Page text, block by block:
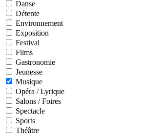
Danse
Détente
Environnement
Exposition
Festival
Films
Gastronomie
Jeunesse
Musique
Opéra / Lyrique
Salons / Foires
Spectacle
Sports
Théâtre